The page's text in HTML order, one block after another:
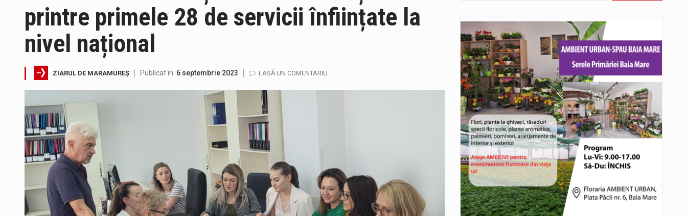
Directorul OCPI Maramures, Daniela-Onița Ivascu, a venit cu un răspuns pentru cei care s-au intrebat în aceste zile: Dacă aplicațiile…
Testarea independentă a sistemului e-Terra, realizată de STS, DNSC și Cyberint, a mai parcurs o rundă de evaluare. Un număr…
Vremea va fi caniculară. Disconfortul termic va fi accentuat, iar indicele temperatură-umezeală (ITU) va depăși pragul critic de 80 de…
COD GALBEN. Interval de valabilitate: 07 august, ora 12.00 – 07 august, ora 23.00 / Fenomene vizate: instabilitate atmosferică, intensificări…
În acest sfârșit de săptămână, jandarmii maramureșeni vor fi prezenți la manifestările cultural-artistice și sportive care vor avea loc pe…
Proiectul de lege privind Strategia națională pentru conservarea biodiversității a fost din nou dezbătut ieri și în final adoptat de…
printre primele 28 de servicii înființate la
nivel național
ZIARUL DE MARAMUREȘ Publicat în: 6 septembrie 2023 LASĂ UN COMENTARIU